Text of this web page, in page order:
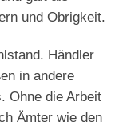
und Obrigkeit.
Händler
in andere
Ohne die Arbeit
Ämter wie den